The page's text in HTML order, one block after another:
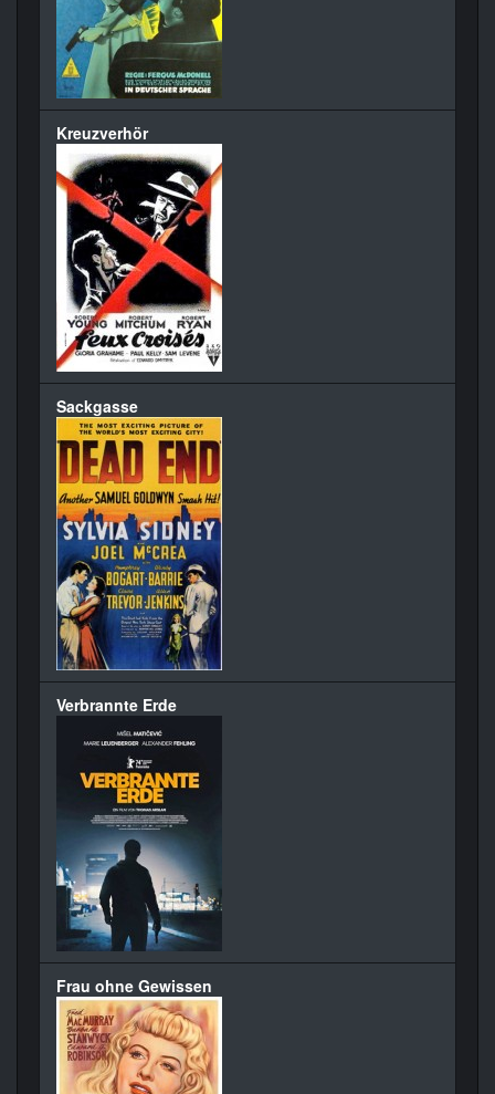
Kreuzverhör
Sackgasse
Verbrannte Erde
Frau ohne Gewissen